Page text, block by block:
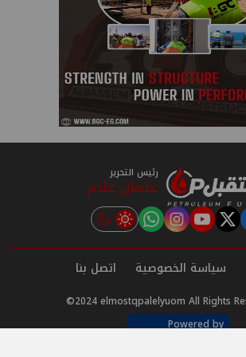
رئيس التحرير
عثمان علام
twitter
youtube
instagram
tiktok
سياسة الخصوصية اتصل بنا
©2024 elmostqpalelyuom All Rights
Powered by